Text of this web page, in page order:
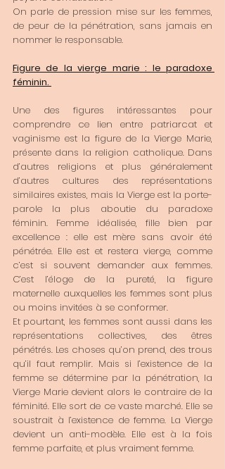
On parle de pression mise sur les femmes,
de peur de la pénétration, sans jamais en
nommer le responsable.
Figure de la vierge marie : le paradoxe
féminin.
Une des figures intéressantes pour
comprendre ce lien entre patriarcat et
vaginisme est la figure de la Vierge Marie,
présente dans la religion catholique. Dans
d’autres religions et plus généralement
d’autres cultures des représentations
similaires existes, mais la Vierge est la porte-
parole la plus aboutie du paradoxe
féminin. Femme idéalisée, fille bien par
excellence : elle est mère sans avoir été
pénétrée. Elle est et restera vierge, comme
c’est si souvent demander aux femmes.
C’est l’éloge de la pureté, la figure
maternelle auxquelles les femmes sont plus
ou moins invitées à se conformer.
Et pourtant, les femmes sont aussi dans les
représentations collectives, des êtres
pénétrés. Les choses qu’on prend, des trous
qu’il faut remplir. Mais si l’existence de la
femme se détermine par la pénétration, la
Vierge Marie devient alors le contraire de la
féminité. Elle sort de ce vaste marché. Elle se
soustrait à l’existence de femme. La Vierge
devient un anti-modèle. Elle est à la fois
femme parfaite, et plus vraiment femme.